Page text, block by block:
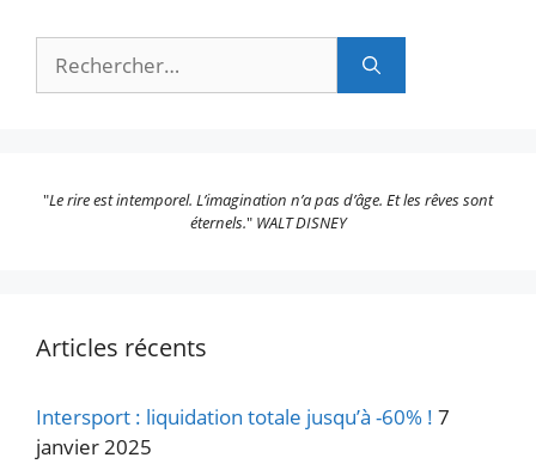
Rechercher :
"Le rire est intemporel. L’imagination n’a pas d’âge. Et les rêves sont
éternels." WALT DISNEY
Articles récents
Intersport : liquidation totale jusqu’à -60% ! 7
janvier 2025